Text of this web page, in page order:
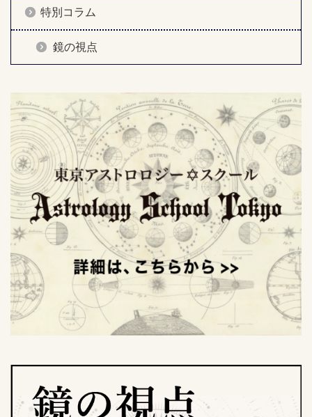
特別コラム
鏡の視点